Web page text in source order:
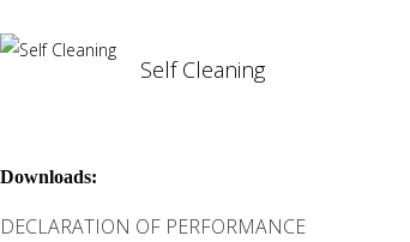
Self Cleaning
Downloads:
DECLARATION OF PERFORMANCE